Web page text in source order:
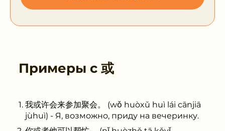
Примеры с 或
我或许会来参加聚会。 (wǒ huòxǔ huì lái cānjiā
jùhuì) - Я, возможно, приду на вечеринку.